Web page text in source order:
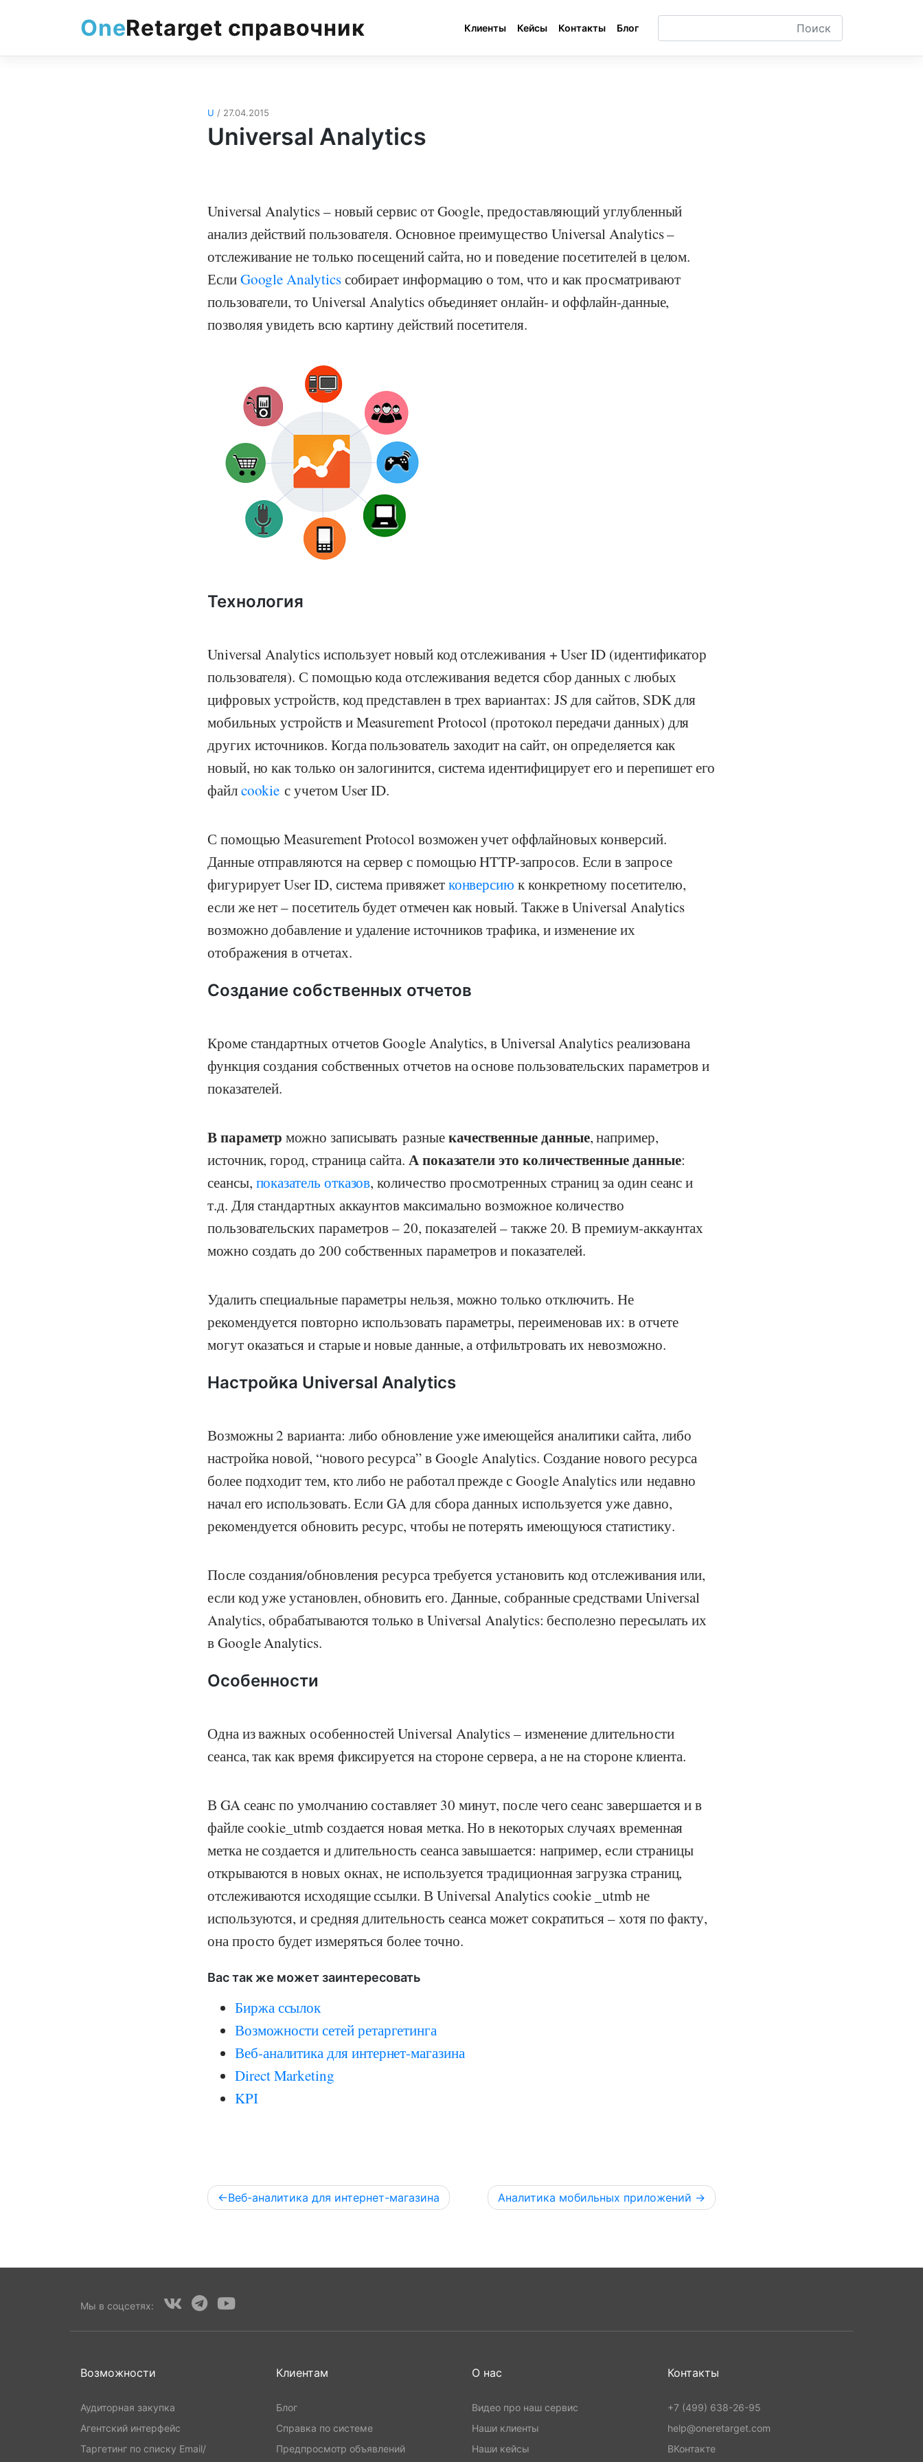
OneRetarget справочник Клиенты Кейсы Контакты Блог
U / 27.04.2015
Universal Analytics
Universal Analytics – новый сервис от Google, предоставляющий углубленный
анализ действий пользователя. Основное преимущество Universal Analytics –
отслеживание не только посещений сайта, но и поведение посетителей в целом.
ЕслиGoogle Analyticsсобирает информацию о том, что и как просматривают
пользователи, то Universal Analytics объединяет онлайн- и оффлайн-данные,
позволяя увидеть всю картину действий посетителя.
Технология
Universal Analytics использует новый код отслеживания + User ID (идентификатор
пользователя). С помощью кода отслеживания ведется сбор данных с любых
цифровых устройств, код представлен в трех вариантах: JS для сайтов, SDK для
мобильных устройств и Measurement Protocol (протокол передачи данных) для
других источников. Когда пользователь заходит на сайт, он определяется как
новый, но как только он залогинится, система идентифицирует его и перепишет его
файлcookie с учетом User ID.
С помощью Measurement Protocol возможен учет оффлайновых конверсий.
Данные отправляются на сервер с помощью HTTP-запросов. Если в запросе
фигурирует User ID, система привяжетконверсию к конкретному посетителю,
если же нет – посетитель будет отмечен как новый. Также в Universal Analytics
возможно добавление и удаление источников трафика, и изменение их
отображения в отчетах.
Создание собственных отчетов
Кроме стандартных отчетов Google Analytics, в Universal Analytics реализована
функция создания собственных отчетов на основе пользовательских параметров и
показателей.
В параметр можно записывать разныекачественные данные, например,
источник, город, страница сайта. А показатели это количественные данные:
сеансы, показатель отказов, количество просмотренных страниц за один сеанс и
т.д. Для стандартных аккаунтов максимально возможное количество
пользовательских параметров – 20, показателей – также 20. В премиум-аккаунтах
можно создать до 200 собственных параметров и показателей.
Удалить специальные параметры нельзя, можно только отключить. Не
рекомендуется повторно использовать параметры, переименовав их: в отчете
могут оказаться и старые и новые данные, а отфильтровать их невозможно.
Настройка Universal Analytics
Возможны 2 варианта: либо обновление уже имеющейся аналитики сайта, либо
настройка новой, “нового ресурса” в Google Analytics. Создание нового ресурса
более подходит тем, кто либо не работал прежде с Google Analytics или недавно
начал его использовать. Если GA для сбора данных используется уже давно,
рекомендуется обновить ресурс, чтобы не потерять имеющуюся статистику.
После создания/обновления ресурса требуется установить код отслеживания или,
если код уже установлен, обновить его. Данные, собранные средствами Universal
Analytics, обрабатываются только в Universal Analytics: бесполезно пересылать их
в Google Analytics.
Особенности
Одна из важных особенностей Universal Analytics – изменение длительности
сеанса, так как время фиксируется на стороне сервера, а не на стороне клиента.
В GA сеанс по умолчанию составляет 30 минут, после чего сеанс завершается и в
файле cookie_utmb создается новая метка. Но в некоторых случаях временная
метка не создается и длительность сеанса завышается: например, если страницы
открываются в новых окнах, не используется традиционная загрузка страниц,
отслеживаются исходящие ссылки. В Universal Analytics cookie _utmb не
используются, и средняя длительность сеанса может сократиться – хотя по факту,
она просто будет измеряться более точно.
Вас так же может заинтересовать
Биржа ссылок
Возможности сетей ретаргетинга
Веб-аналитика для интернет-магазина
Direct Marketing
KPI
Post
navigation
Веб-аналитика для интернет-магазина Аналитика мобильных приложений
Мы в соцсетях:
Возможности
Аудиторная закупка
Агентский интерфейс
Таргетинг по списку Email/
Клиентам
Блог
Справка по системе
Предпросмотр объявлений
О нас
Видео про наш сервис
Наши клиенты
Наши кейсы
Контакты
+7 (499) 638-26-95
help@oneretarget.com
ВКонтакте